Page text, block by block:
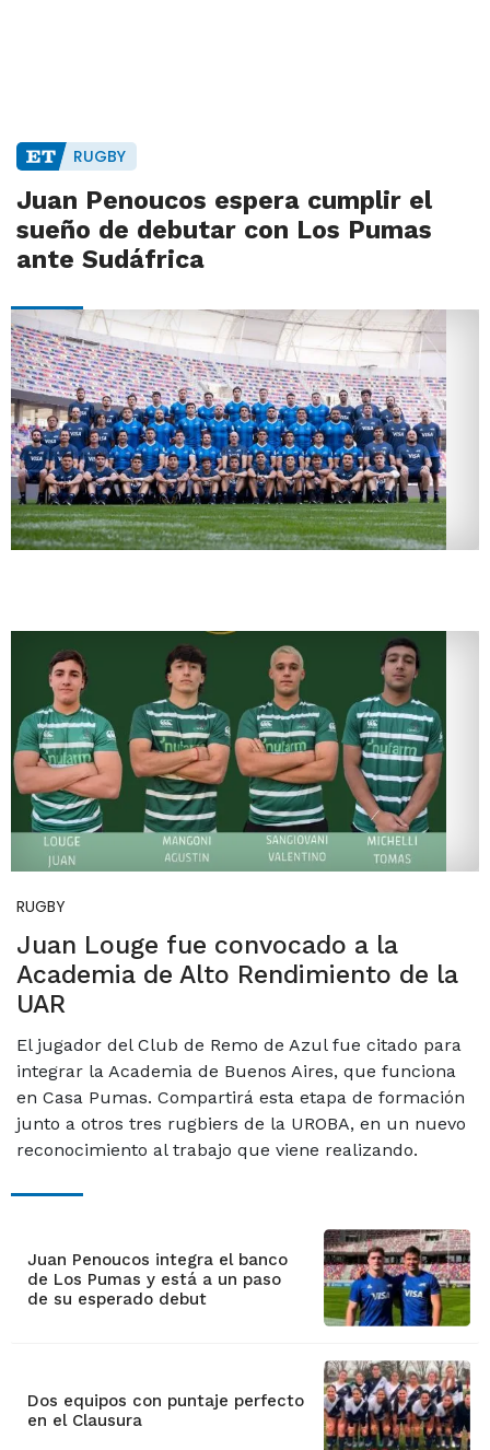
RUGBY
Juan Penoucos espera cumplir el
sueño de debutar con Los Pumas
ante Sudáfrica
RUGBY
Juan Louge fue convocado a la
Academia de Alto Rendimiento de la
UAR
El jugador del Club de Remo de Azul fue citado para
integrar la Academia de Buenos Aires, que funciona
en Casa Pumas. Compartirá esta etapa de formación
junto a otros tres rugbiers de la UROBA, en un nuevo
reconocimiento al trabajo que viene realizando.
Juan Penoucos integra el banco
de Los Pumas y está a un paso
de su esperado debut
Dos equipos con puntaje perfecto
en el Clausura